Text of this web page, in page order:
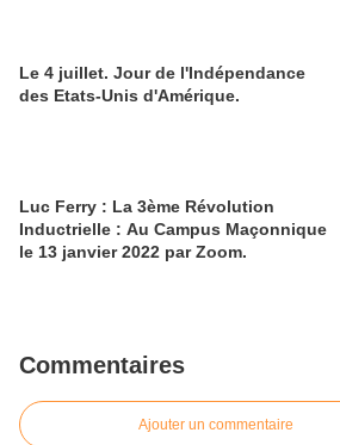
Le 4 juillet. Jour de l'Indépendance
des Etats-Unis d'Amérique.
Luc Ferry : La 3ème Révolution
Inductrielle : Au Campus Maçonnique
le 13 janvier 2022 par Zoom.
Commentaires
Ajouter un commentaire